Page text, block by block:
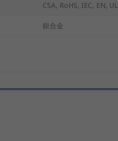
CSA, RoHS, IEC, EN, UL
銀合金